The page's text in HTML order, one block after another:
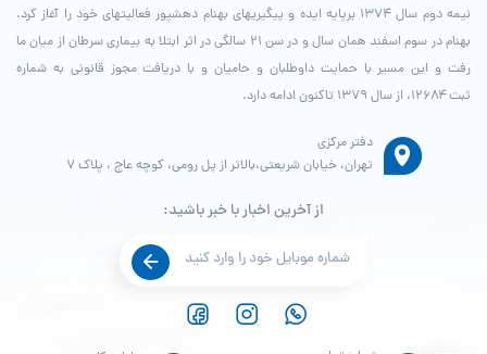
نیمه دوم سال ۱۳۷۴ برپایه ایده و پیگیری­های بهنام دهش­پور فعالیت­های خود را آغاز کرد.
بهنام در سوم اسفند همان سال و در سن ۲۱ سالگی در اثر ابتلا به بیماری سرطان از میان ما
رفت و این مسیر با حمایت داوطلبان و حامیان و با دریافت مجوز قانونی به شماره
ثبت ۱۲۶۸۴، از سال ۱۳۷۹ تاکنون ادامه دارد.
دفتر مرکزی
تهران، خیابان شریعتی،بالاتر از پل رومی، کوچه عاج ، پلاک ۷
از آخرین اخبار با خبر باشید: